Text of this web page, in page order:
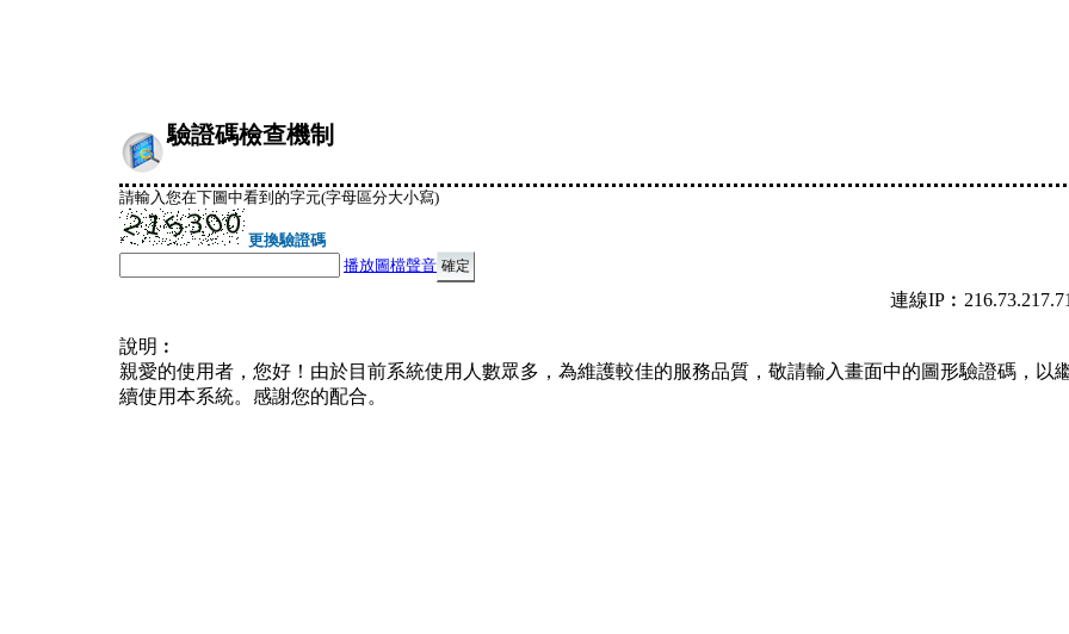
驗證碼檢查機制
請輸入您在下圖中看到的字元(字母區分大小寫)
更換驗證碼
播放圖檔聲音
連線
說明︰
親愛的使用者，您好！由於目前系統使用人數眾多，為維護較佳的服務品質，敬請輸入畫面中的圖形驗證碼，以
續使用本系統。感謝您的配合。